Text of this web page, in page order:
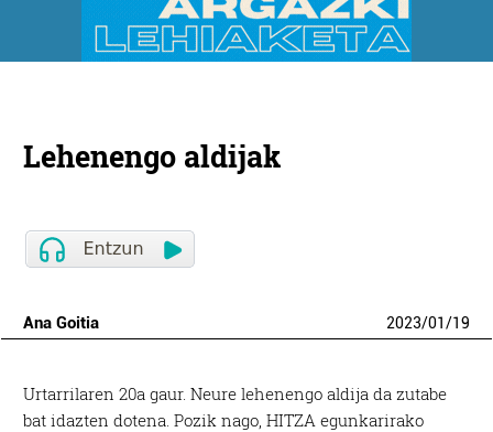
Lehenengo aldijak
Ana Goitia 2023/01/19
Urtarrilaren 20a gaur. Neure lehenengo aldija da zutabe
bat idazten dotena. Pozik nago, HITZA egunkarirako